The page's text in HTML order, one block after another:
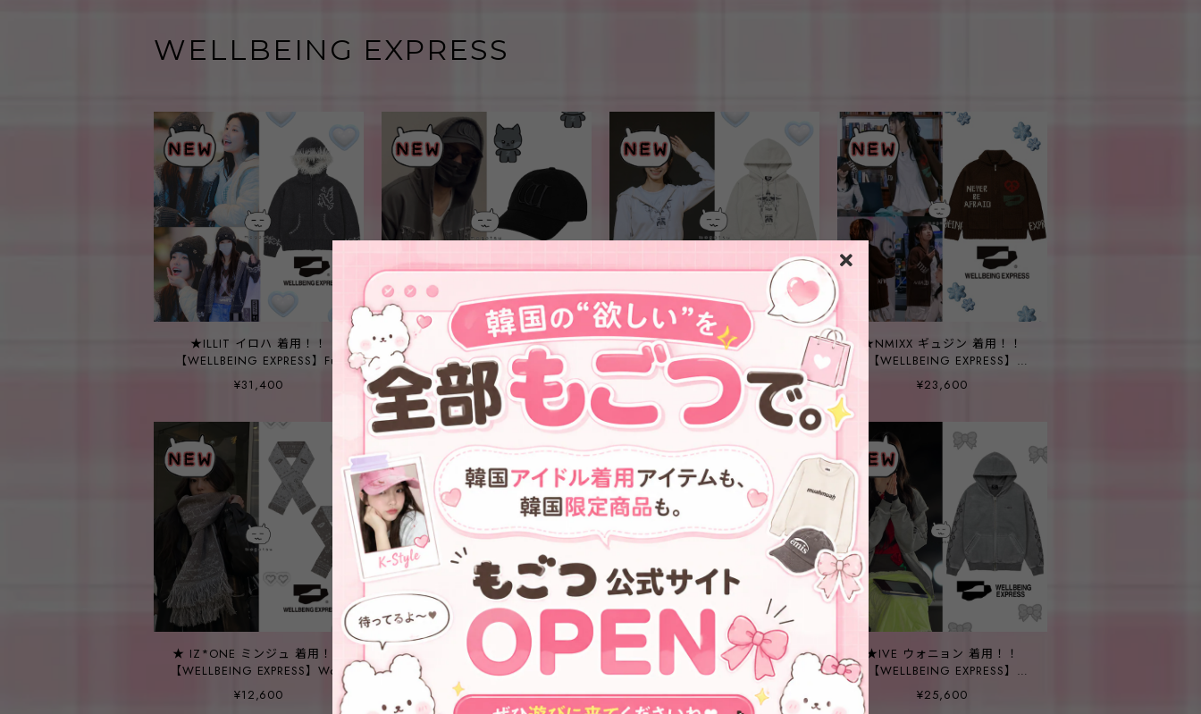
WELLBEING EXPRESS
★ILLIT イロハ 着用！！
【WELLBEING EXPRESS】Fur
Cowichan Hoodie Charcoal
¥31,400
★ZEROBASEONE ジウン 着
用！！【WELLBEING
EXPRESS】W Basic Cotton Cap
Black
¥5,400
★TWICE ツウィ 着用！！
【WELLBEING EXPRESS】
Digital Tattoo Hoodie Zip Up
Cream
¥16,900
★NMIXX ギュジン 着用！！
【WELLBEING EXPRESS】
Peace Cowichan Cardigan/
Brown
¥23,600
★ IZ*ONE ミンジュ 着用！！
【WELLBEING EXPRESS】Wool
Jacquard Muffler Brown
¥12,600
★少女時代 テヨン 着用！！
【WELLBEING EXPRESS】Fancy
Hoodie Pink
¥19,300
★IVE レイ 着用！！
【WELLBEING EXPRESS】
Digital Tattoo Tee Renewal
Mint
¥8,950
★IVE ウォニョン 着用！！
【WELLBEING EXPRESS】
Sleeve Embroidered Zip Up
Grey
¥25,600